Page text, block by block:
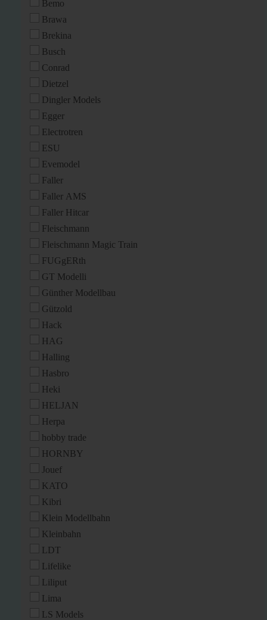
Bemo
Brawa
Brekina
Busch
Conrad
Dietzel
Dingler Models
Egger
Electrotren
ESU
Evemodel
Faller
Faller AMS
Faller Hitcar
Fleischmann
Fleischmann Magic Train
FUGgERth
GT Modelli
Günther Modellbau
Gützold
Hack
HAG
Halling
Hasbro
Heki
HELJAN
Herpa
hobby trade
HORNBY
Jouef
KATO
Kibri
Klein Modellbahn
Kleinbahn
LDT
Lifelike
Liliput
Lima
LS Models